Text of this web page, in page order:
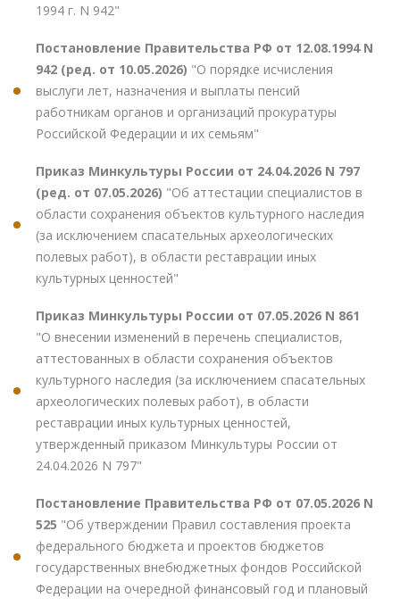
1994 г. N 942"
Постановление Правительства РФ от 12.08.1994 N
942 (ред. от 10.05.2026) "О порядке исчисления
выслуги лет, назначения и выплаты пенсий
работникам органов и организаций прокуратуры
Российской Федерации и их семьям"
Приказ Минкультуры России от 24.04.2026 N 797
(ред. от 07.05.2026) "Об аттестации специалистов в
области сохранения объектов культурного наследия
(за исключением спасательных археологических
полевых работ), в области реставрации иных
культурных ценностей"
Приказ Минкультуры России от 07.05.2026 N 861
"О внесении изменений в перечень специалистов,
аттестованных в области сохранения объектов
культурного наследия (за исключением спасательных
археологических полевых работ), в области
реставрации иных культурных ценностей,
утвержденный приказом Минкультуры России от
24.04.2026 N 797"
Постановление Правительства РФ от 07.05.2026 N
525 "Об утверждении Правил составления проекта
федерального бюджета и проектов бюджетов
государственных внебюджетных фондов Российской
Федерации на очередной финансовый год и плановый